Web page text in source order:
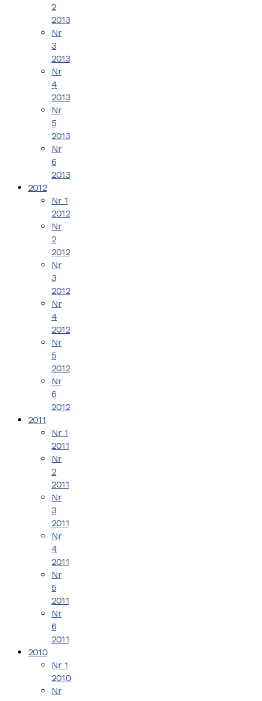
2
2013
Nr
3
2013
Nr
4
2013
Nr
5
2013
Nr
6
2013
2012
Nr 1
2012
Nr
2
2012
Nr
3
2012
Nr
4
2012
Nr
5
2012
Nr
6
2012
2011
Nr 1
2011
Nr
2
2011
Nr
3
2011
Nr
4
2011
Nr
5
2011
Nr
6
2011
2010
Nr 1
2010
Nr